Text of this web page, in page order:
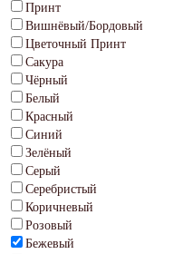
Принт
Вишнёвый/Бордовый
Цветочный Принт
Сакура
Чёрный
Белый
Красный
Синий
Зелёный
Серый
Серебристый
Коричневый
Розовый
Бежевый